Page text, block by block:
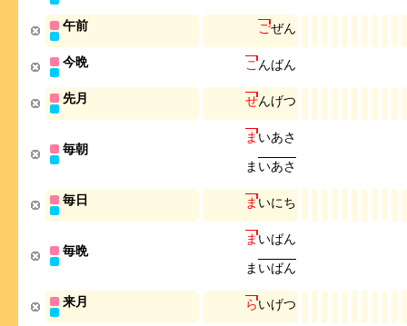
午前 ごぜん
今晩 こんばん
先月 せんげつ
毎朝
まいあさ
ま いあさ
毎日 まいにち
毎晩
まいばん
ま いばん
来月 らいげつ